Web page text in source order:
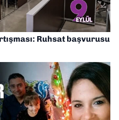
Ruhsat başvurusu